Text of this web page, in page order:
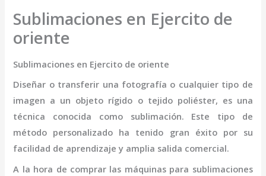
Sublimaciones en Ejercito de
oriente
Sublimaciones en Ejercito de oriente
Diseñar o transferir una fotografía o cualquier tipo de
imagen a un objeto rígido o tejido poliéster, es una
técnica conocida como sublimación. Este tipo de
método personalizado ha tenido gran éxito por su
facilidad de aprendizaje y amplia salida comercial.
A la hora de comprar las máquinas para sublimaciones